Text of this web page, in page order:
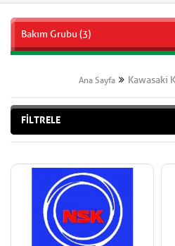
Bakım Grubu (3)
Ana Sayfa Kawasaki
FİLTRELE